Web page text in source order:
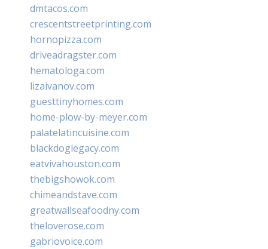
dmtacos.com
crescentstreetprinting.com
hornopizza.com
driveadragster.com
hematologa.com
lizaivanov.com
guesttinyhomes.com
home-plow-by-meyer.com
palatelatincuisine.com
blackdoglegacy.com
eatvivahouston.com
thebigshowok.com
chimeandstave.com
greatwallseafoodny.com
theloverose.com
gabriovoice.com